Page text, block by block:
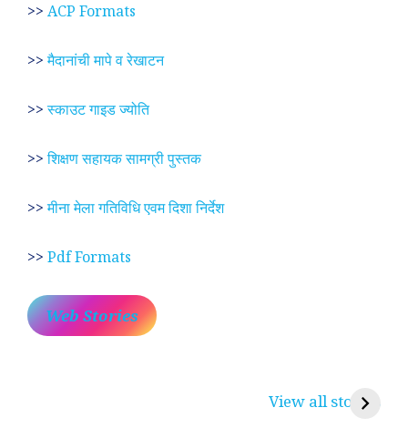
>> ACP Formats
>>मैदानांची मापे व रेखाटन
>>स्काउट गाइड ज्योति
>>शिक्षण सहायक सामग्री पुस्तक
>>मीना मेला गतिविधि एवम दिशा निर्देश
>> Pdf Formats
Web Stories
View all stories
रामसा पीर, रुणेचा रा